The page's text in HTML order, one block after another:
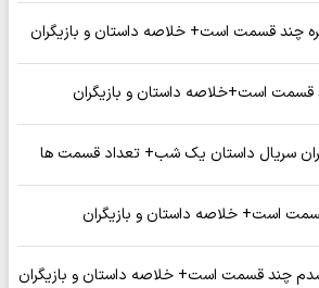
چند قسمت است+ خلاصه داستان و بازیگران
قسمت است+خلاصه داستان و بازیگران
سریال داستان یک شب+ تعداد قسمت ها
است+ خلاصه داستان و بازیگران
چند قسمت است+ خلاصه داستان و بازیگران